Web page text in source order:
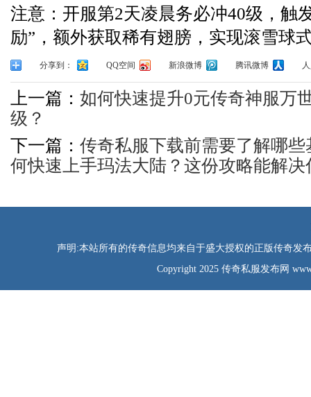
注意：开服第2天凌晨务必冲40级，触
励”，额外获取稀有翅膀，实现滚雪球
分享到： QQ空间 新浪微博 腾讯微博
上一篇： 如何快速提升0元传奇神服万
级？
下一篇： 传奇私服下载前需要了解哪
何快速上手玛法大陆？这份攻略能解
声明:本站所有的传奇信息均来自于盛大授权的正版传奇发
Copyright 2025 传奇私服发布网